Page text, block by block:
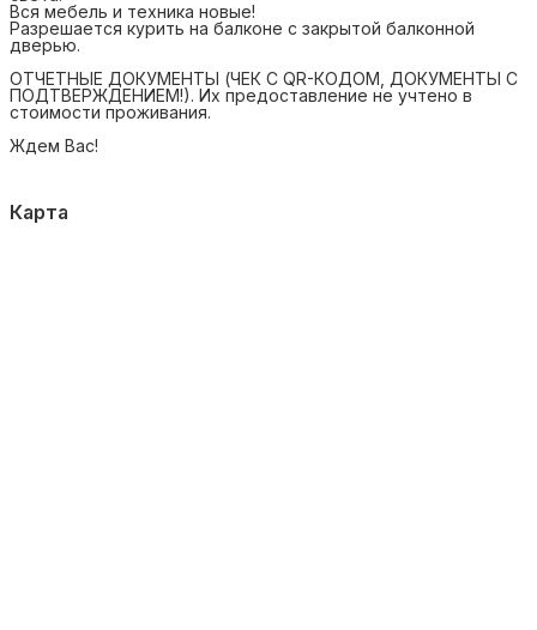
Вся мебель и техника новые!
Разрешается курить на балконе с закрытой балконной
дверью.
ОТЧЕТНЫЕ ДОКУМЕНТЫ (ЧЕК С QR-КОДОМ, ДОКУМЕНТЫ С
ПОДТВЕРЖДЕНИЕМ!). Их предоставление не учтено в
стоимости проживания.
Ждем Вас!
Карта